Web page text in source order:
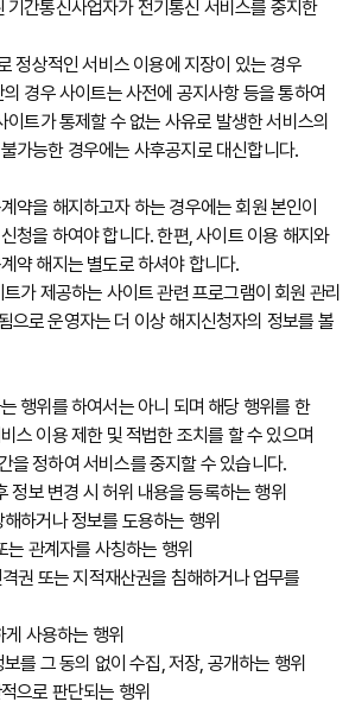
기간통신사업자가 전기통신 서비스를 중지한
정상적인 서비스 이용에 지장이 있는 경우
경우 사이트는 사전에 공지사항 등을 통하여
트가 통제할 수 없는 사유로 발생한 서비스의
가능한 경우에는 사후공지로 대신합니다.
약을 해지하고자 하는 경우에는 회원 본인이
청을 하여야 합니다. 한편, 사이트 이용 해지와
약 해지는 별도로 하셔야 합니다.
가 제공하는 사이트 관련 프로그램이 회원 관리
으로 운영자는 더 이상 해지신청자의 정보를 볼
행위를 하여서는 아니 되며 해당 행위를 한
스 이용 제한 및 적법한 조치를 할 수 있으며
을 정하여 서비스를 중지할 수 있습니다.
정보 변경 시 허위 내용을 등록하는 행위
하거나 정보를 도용하는 행위
관계자를 사칭하는 행위
권 또는 지적재산권을 침해하거나 업무를
사용하는 행위
를 그 동의 없이 수집, 저장, 공개하는 행위
으로 판단되는 행위